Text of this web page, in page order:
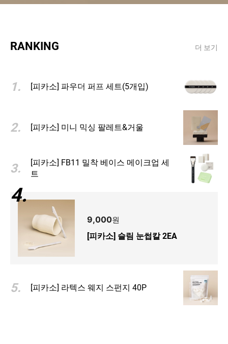
RANKING 더 보기
1. [피카소] 파우더 퍼프 세트(5개입)
2. [피카소] 미니 믹싱 팔레트&거울
3.
[피카소] FB11 밀착 베이스 메이크업 세
트
[피카소] 슬림 눈썹칼 2EA
5.
[피카소] 라텍스 웨지 스펀지 40P